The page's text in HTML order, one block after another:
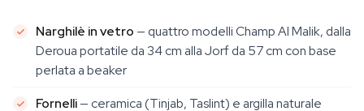
Narghilè in vetro — quattro modelli Champ Al Malik, dalla
Deroua portatile da 34 cm alla Jorf da 57 cm con base
perlata a beaker
Fornelli— ceramica (Tinjab, Taslint) e argilla naturale